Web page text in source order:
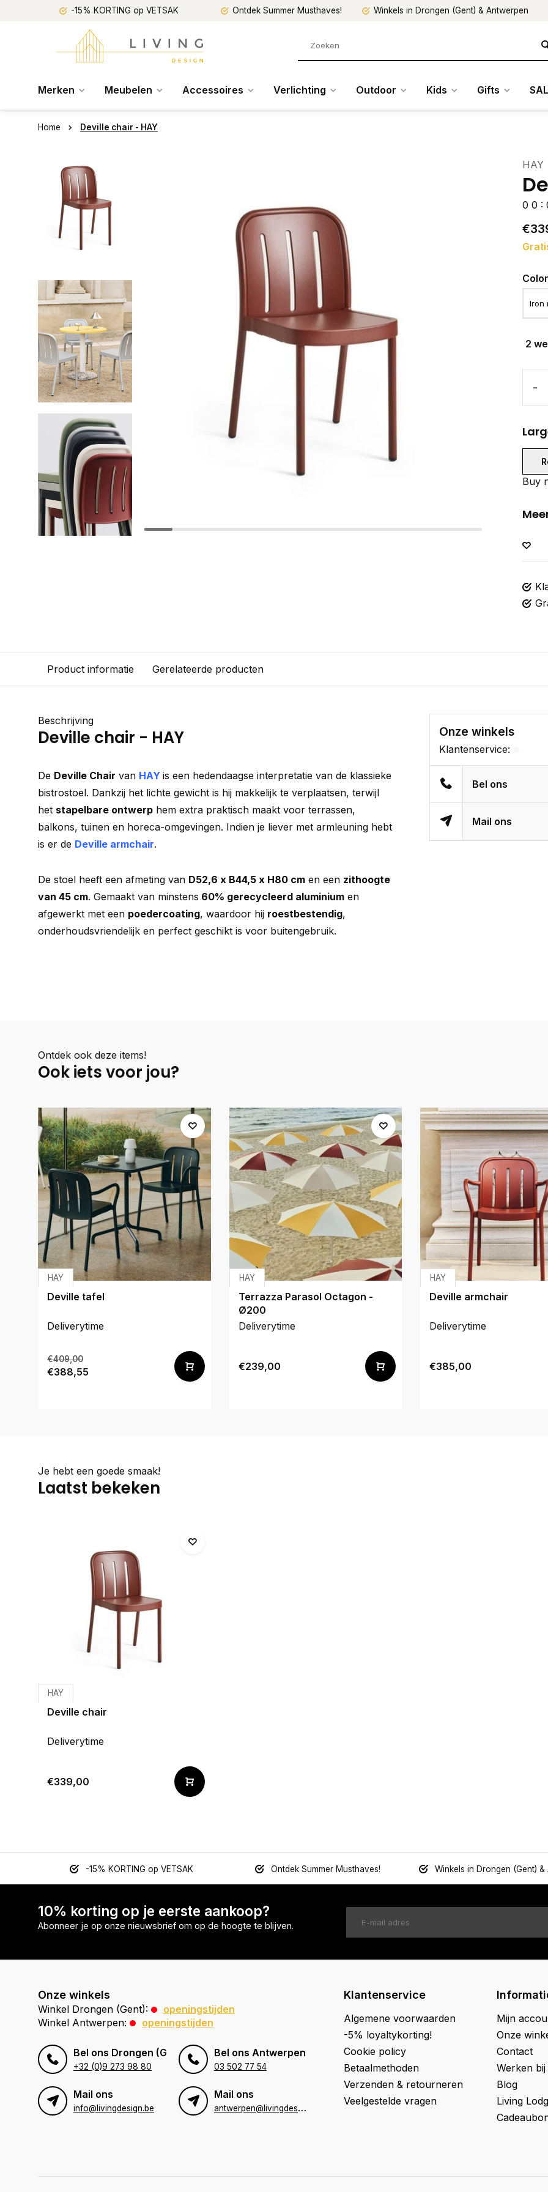
-15% KORTING op VETSAK Ontdek Summer Musthaves! Winkels in Drongen (Gent) & Antwerpen
Merken Meubelen Accessoires Verlichting Outdoor Kids Gifts
Home Deville chair - HAY
HAY
0 0 :
2
-
Buy
Product informatie Gerelateerde producten
Beschrijving
Deville chair - HAY
De Deville Chair van HAY is een hedendaagse interpretatie van de klassieke
bistrostoel. Dankzij het lichte gewicht is hij makkelijk te verplaatsen, terwijl
het stapelbare ontwerp hem extra praktisch maakt voor terrassen,
balkons, tuinen en horeca-omgevingen. Indien je liever met armleuning hebt
is er de Deville armchair.
De stoel heeft een afmeting van D52,6 x B44,5 x H80 cm en een zithoogte
van 45 cm. Gemaakt van minstens 60% gerecycleerd aluminium en
afgewerkt met een poedercoating, waardoor hij roestbestendig,
onderhoudsvriendelijk en perfect geschikt is voor buitengebruik.
Onze winkels
Klantenservice:
Bel ons
Mail ons
Ontdek ook deze items!
Ook iets voor jou?
HAY
Deville tafel
Deliverytime
€409,00
€388,55
HAY
Terrazza Parasol Octagon -
Ø200
Deliverytime
€239,00
HAY
Deville armchair
Deliverytime
€385,00
Je hebt een goede smaak!
Laatst bekeken
HAY
Deville chair
Deliverytime
€339,00
-15% KORTING op VETSAK Ontdek Summer Musthaves! Winkels in Drongen (Gent)
10% korting op je eerste aankoop?
Abonneer je op onze nieuwsbrief om op de hoogte te blijven.
Onze winkels
Winkel Drongen (Gent):
openingstijden
Winkel Antwerpen:
openingstijden
Bel ons Drongen (Gent)
+32 (0)9 273 98 80
Bel ons Antwerpen
03 502 77 54
Mail ons
info@livingdesign.be
Mail ons
a
ntwerpen@livingdesign.be
Klantenservice
Algemene voorwaarden
-5% loyaltykorting!
Cookie policy
Betaalmethoden
Verzenden & retourneren
Veelgestelde vragen
Mijn
Onze
Contact
Werken bij
Blog
Living